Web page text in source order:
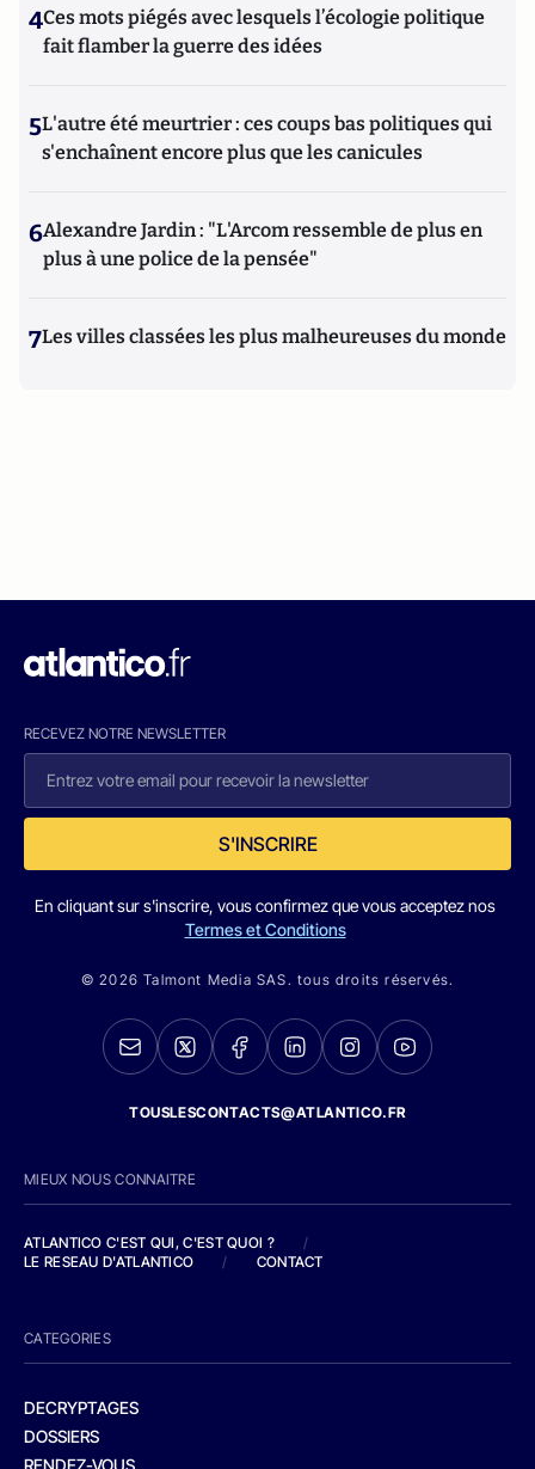
4Ces mots piégés avec lesquels l’écologie politique
fait flamber la guerre des idées
5L'autre été meurtrier : ces coups bas politiques qui
s'enchaînent encore plus que les canicules
6Alexandre Jardin : "L'Arcom ressemble de plus en
plus à une police de la pensée"
7Les villes classées les plus malheureuses du monde
RECEVEZ NOTRE NEWSLETTER
S'INSCRIRE
En cliquant sur s'inscrire, vous confirmez que vous acceptez nos
Termes et Conditions
© 2026 Talmont Media SAS. tous droits réservés.
TOUSLESCONTACTS@ATLANTICO.FR
MIEUX NOUS CONNAITRE
ATLANTICO C'EST QUI, C'EST QUOI ?
/
LE RESEAU D'ATLANTICO
/ CONTACT
CATEGORIES
DECRYPTAGES
DOSSIERS
RENDEZ-VOUS